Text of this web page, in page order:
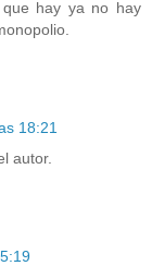
hay ya no hay
18:21
autor.